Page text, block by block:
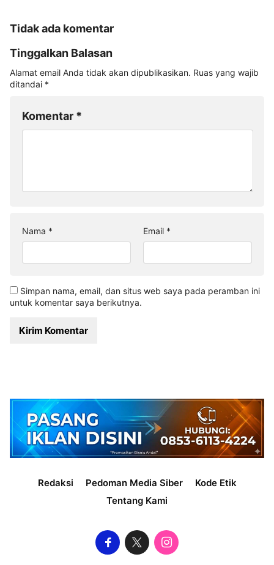
Tidak ada komentar
Tinggalkan Balasan
Alamat email Anda tidak akan dipublikasikan. Ruas yang wajib
ditandai *
Komentar *
Nama * Email *
Simpan nama, email, dan situs web saya pada peramban ini
untuk komentar saya berikutnya.
Redaksi Pedoman Media Siber
Kode Etik
Tentang Kami